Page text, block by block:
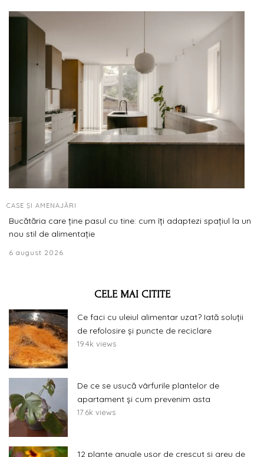
CASE ȘI AMENAJĂRI
Bucătăria care ține pasul cu tine: cum îți adaptezi spațiul la un
nou stil de alimentație
6 august 2026
CELE MAI CITITE
Ce faci cu uleiul alimentar uzat? Iată soluții
de refolosire și puncte de reciclare
19.4k views
De ce se usucă vârfurile plantelor de
apartament și cum prevenim asta
17.6k views
12 plante anuale ușor de crescut și greu de